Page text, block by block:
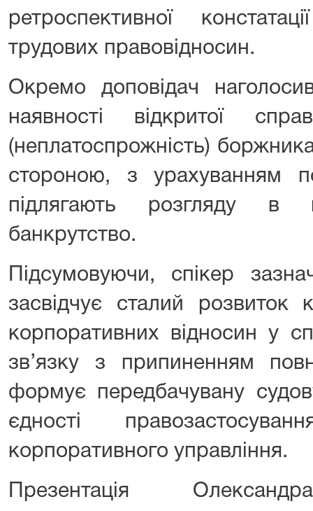
ретроспективної
трудових правовідносин.
Окремо доповідач
наявності відкритої
(неплатоспрожність)
стороною, з урахуванням
підлягають розгляду
банкрутство.
Підсумовуючи, спікер
засвідчує сталий розвиток
корпоративних відносин у
зв’язку з припиненням
формує передбачувану
єдності
корпоративного управління.
Презентація